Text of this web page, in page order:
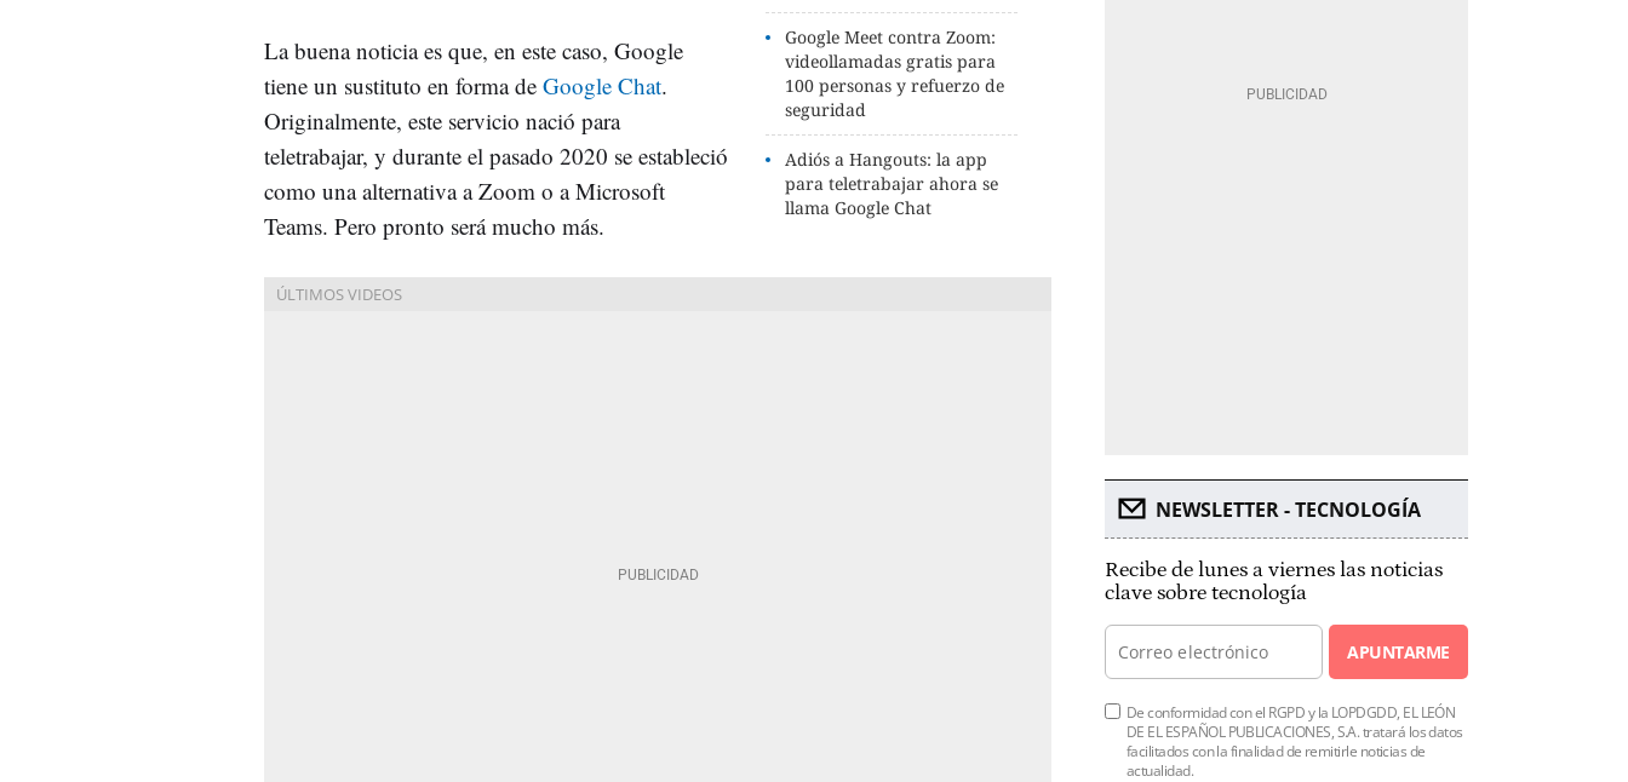
Google Meet contra Zoom:
videollamadas gratis para
100 personas y refuerzo de
seguridad
Adiós a Hangouts: la app
para teletrabajar ahora se
llama Google Chat
La buena noticia es que, en este caso, Google
tiene un sustituto en forma de Google Chat.
Originalmente, este servicio nació para
teletrabajar, y durante el pasado 2020 se estableció
como una alternativa a Zoom o a Microsoft
Teams. Pero pronto será mucho más.
NEWSLETTER - TECNOLOGÍA
Recibe de lunes a viernes las noticias
clave sobre tecnología
APUNTARME
De conformidad con el RGPD y la LOPDGDD, EL LEÓN
DE EL ESPAÑOL PUBLICACIONES, S.A. tratará los datos
facilitados con la finalidad de remitirle noticias de
actualidad.